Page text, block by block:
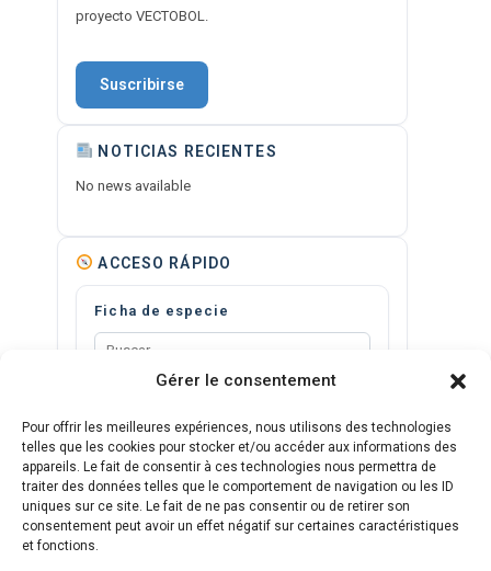
Gérer le consentement
Pour offrir les meilleures expériences, nous utilisons des technologies
telles que les cookies pour stocker et/ou accéder aux informations des
appareils. Le fait de consentir à ces technologies nous permettra de
traiter des données telles que le comportement de navigation ou les ID
uniques sur ce site. Le fait de ne pas consentir ou de retirer son
consentement peut avoir un effet négatif sur certaines caractéristiques
et fonctions.
proyecto VECTOBOL.
Suscribirse
NOTICIAS RECIENTES
No news available
ACCESO RÁPIDO
ficha de especie
Anopheles
Triatominos
RSS